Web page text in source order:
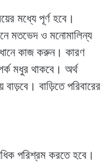
মধ্যে পূর্ণ হবে।
মতভেদ ও মনোমালিন্য
কাজ করুন। কারণ
মধুর থাকবে। অর্থ
বাড়িতে পরিবারের
পরিশ্রম করতে হবে।